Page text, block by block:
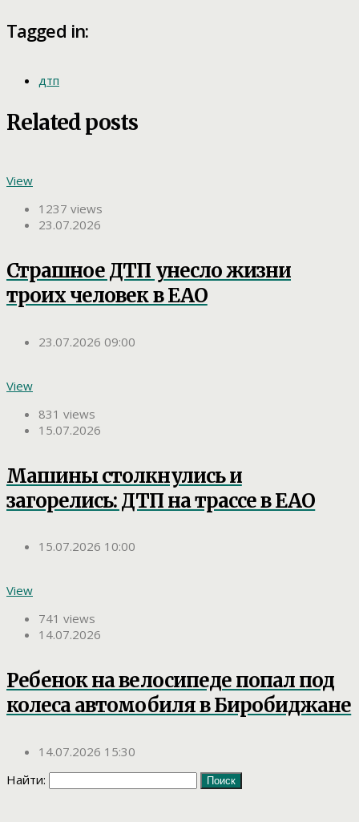
Tagged in:
дтп
Related posts
View
1237 views
23.07.2026
Страшное ДТП унесло жизни
троих человек в ЕАО
23.07.2026 09:00
View
831 views
15.07.2026
Машины столкнулись и
загорелись: ДТП на трассе в ЕАО
15.07.2026 10:00
View
741 views
14.07.2026
Ребенок на велосипеде попал под
колеса автомобиля в Биробиджане
14.07.2026 15:30
Найти: